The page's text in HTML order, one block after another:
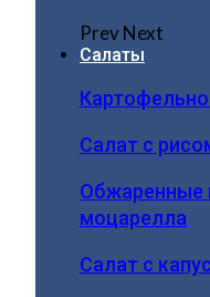
PrevNext
Салаты
Салат с
Обжаренные
моцарелла
Салат с